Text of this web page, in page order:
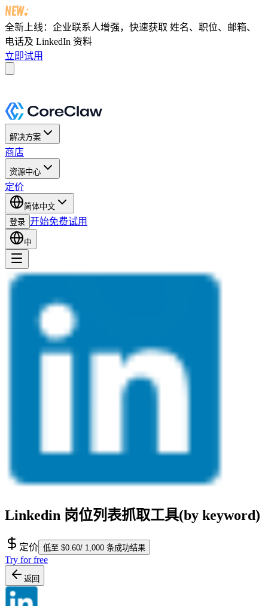
全新上线：企业联系人增强，快速获取 姓名、职位、邮箱、
电话及 LinkedIn 资料
立即试用
解决方案
商店
资源中心
定价
简体中文
登录 开始免费试用
中
Linkedin 岗位列表抓取工具(by keyword)
定价 低至 $0.60/ 1,000 条成功结果
Try for free
返回